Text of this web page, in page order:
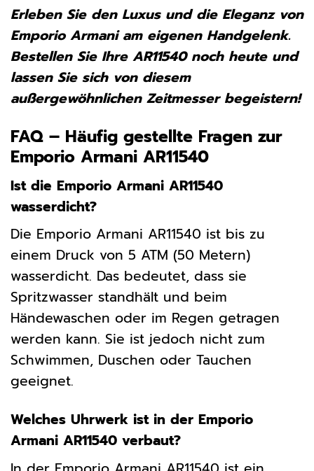
Erleben Sie den Luxus und die Eleganz von
Emporio Armani am eigenen Handgelenk.
Bestellen Sie Ihre AR11540 noch heute und
lassen Sie sich von diesem
außergewöhnlichen Zeitmesser begeistern!
FAQ – Häufig gestellte Fragen zur
Emporio Armani AR11540
Ist die Emporio Armani AR11540
wasserdicht?
Die Emporio Armani AR11540 ist bis zu
einem Druck von 5 ATM (50 Metern)
wasserdicht. Das bedeutet, dass sie
Spritzwasser standhält und beim
Händewaschen oder im Regen getragen
werden kann. Sie ist jedoch nicht zum
Schwimmen, Duschen oder Tauchen
geeignet.
Welches Uhrwerk ist in der Emporio
Armani AR11540 verbaut?